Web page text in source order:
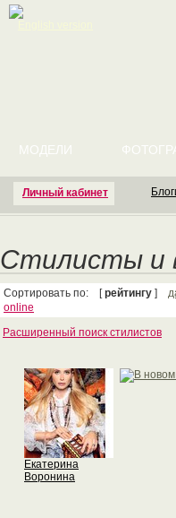
Личный кабинет
МОДЕЛИ
Стилисты и
Сортировать по: [рейтингу ]
online
Расширенный поиск стилистов
Екатерина
Воронина